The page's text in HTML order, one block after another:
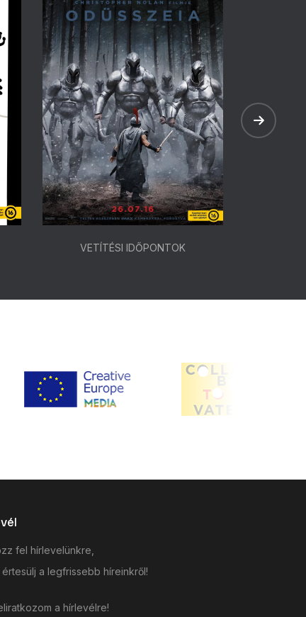
VETÍTÉSI IDŐPONTOK
fel hírlevelünkre,
a legfrissebb híreinkről!
a hírlevélre!